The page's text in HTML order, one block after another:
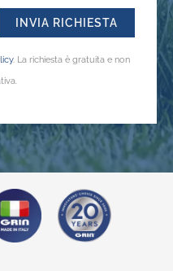
. La richiesta è gratuita e non